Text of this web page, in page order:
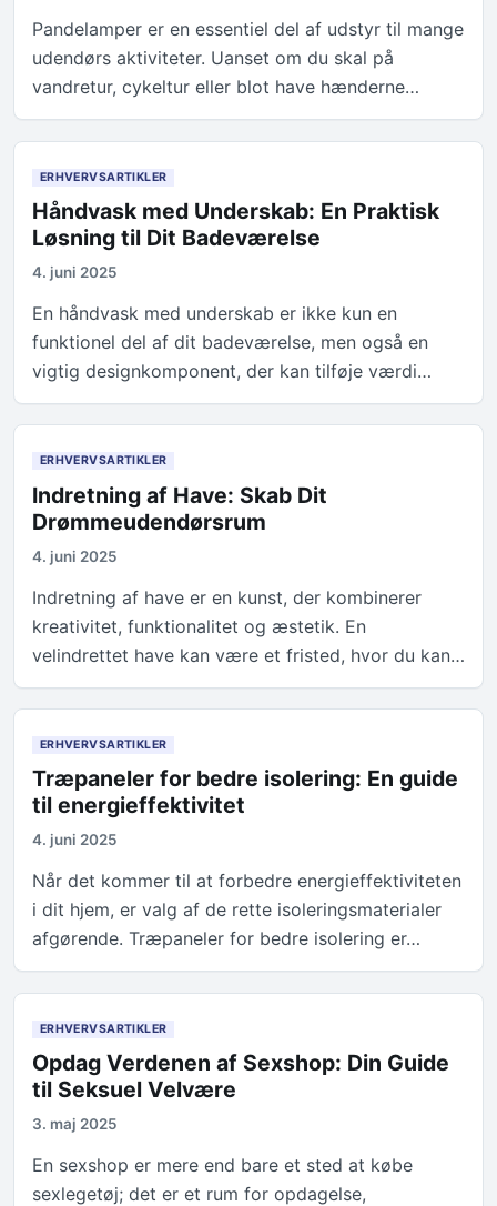
Pandelamper er en essentiel del af udstyr til mange
udendørs aktiviteter. Uanset om du skal på
vandretur, cykeltur eller blot have hænderne…
ERHVERVSARTIKLER
Håndvask med Underskab: En Praktisk
Løsning til Dit Badeværelse
4. juni 2025
En håndvask med underskab er ikke kun en
funktionel del af dit badeværelse, men også en
vigtig designkomponent, der kan tilføje værdi…
ERHVERVSARTIKLER
Indretning af Have: Skab Dit
Drømmeudendørsrum
4. juni 2025
Indretning af have er en kunst, der kombinerer
kreativitet, funktionalitet og æstetik. En
velindrettet have kan være et fristed, hvor du kan…
ERHVERVSARTIKLER
Træpaneler for bedre isolering: En guide
til energieffektivitet
4. juni 2025
Når det kommer til at forbedre energieffektiviteten
i dit hjem, er valg af de rette isoleringsmaterialer
afgørende. Træpaneler for bedre isolering er…
ERHVERVSARTIKLER
Opdag Verdenen af Sexshop: Din Guide
til Seksuel Velvære
3. maj 2025
En sexshop er mere end bare et sted at købe
sexlegetøj; det er et rum for opdagelse,